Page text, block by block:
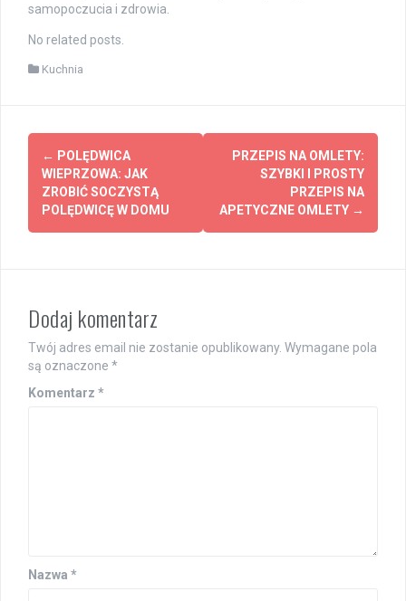
samopoczucia i zdrowia.
No related posts.
Kuchnia
Post
navigation
← POLĘDWICA
WIEPRZOWA: JAK
ZROBIĆ SOCZYSTĄ
POLĘDWICĘ W DOMU
PRZEPIS NA OMLETY:
SZYBKI I PROSTY
PRZEPIS NA
APETYCZNE OMLETY →
Dodaj komentarz
Twój adres email nie zostanie opublikowany. Wymagane pola
są oznaczone *
Komentarz *
Nazwa *